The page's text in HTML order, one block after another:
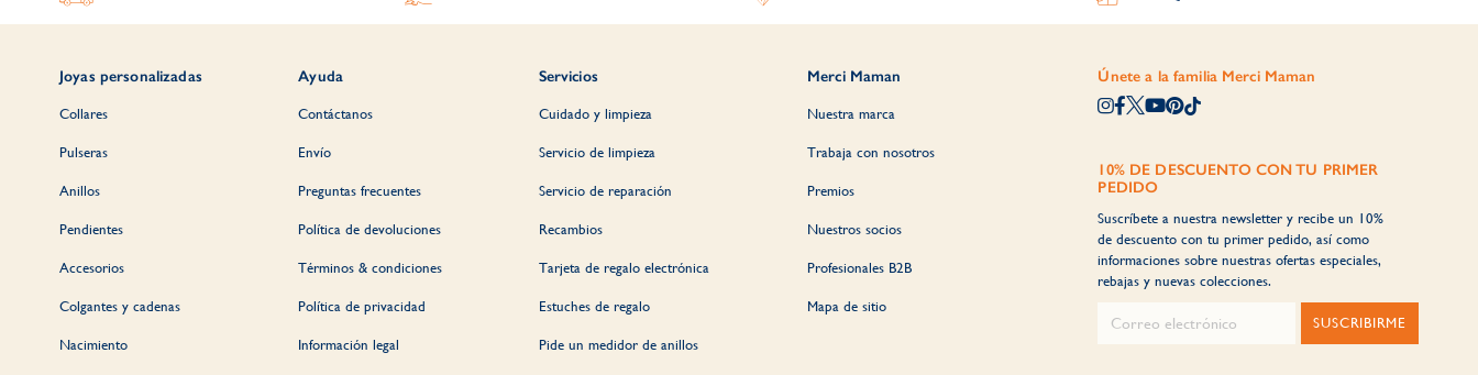
Joyas personalizadas
Collares
Pulseras
Anillos
Pendientes
Accesorios
Colgantes y cadenas
Nacimiento
Ayuda
Contáctanos
Envío
Preguntas frecuentes
Política de devoluciones
Términos & condiciones
Política de privacidad
Información legal
Servicios
Cuidado y limpieza
Servicio de limpieza
Servicio de reparación
Recambios
Tarjeta de regalo electrónica
Estuches de regalo
Pide un medidor de anillos
Merci Maman
Nuestra marca
Trabaja con nosotros
Premios
Nuestros socios
Profesionales B2B
Mapa de sitio
Únete a la familia Merci Maman
10% DE DESCUENTO CON TU PRIMER
PEDIDO
Suscríbete a nuestra newsletter y recibe un 10%
de descuento con tu primer pedido, así como
informaciones sobre nuestras ofertas especiales,
rebajas y nuevas colecciones.
SUSCRIBIRME